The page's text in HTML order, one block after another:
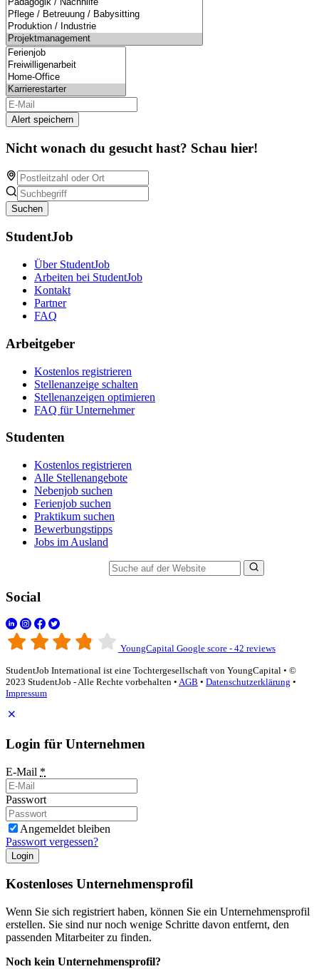
Alert speichern
Nicht wonach du gesucht hast? Schau hier!
Suchen
StudentJob
Über StudentJob
Arbeiten bei StudentJob
Kontakt
Partner
FAQ
Arbeitgeber
Kostenlos registrieren
Stellenanzeige schalten
Stellenanzeigen optimieren
FAQ für Unternehmer
Studenten
Kostenlos registrieren
Alle Stellenangebote
Nebenjob suchen
Ferienjob suchen
Praktikum suchen
Bewerbungstipps
Jobs im Ausland
Social
YoungCapital Google score - 42 reviews
StudentJob International ist eine Tochtergesellschaft von YoungCapital • ©
2023 StudentJob - Alle Rechte vorbehalten • AGB • Datenschutzerklärung •
Impressum
Login für Unternehmen
E-Mail *
Passwort
Angemeldet bleiben
Passwort vergessen?
Login
Kostenloses Unternehmensprofil
Wenn Sie sich registriert haben, können Sie ein Unternehmensprofil
erstellen. Sie sind nur noch wenige Schritte davon entfernt, den
passenden Mitarbeiter zu finden.
Noch kein Unternehmensprofil?